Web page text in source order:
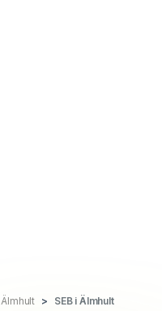
Älmhult SEB i Älmhult